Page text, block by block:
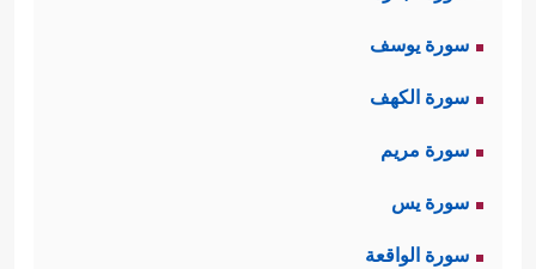
سورة يوسف
سورة الكهف
سورة مريم
سورة يس
سورة الواقعة